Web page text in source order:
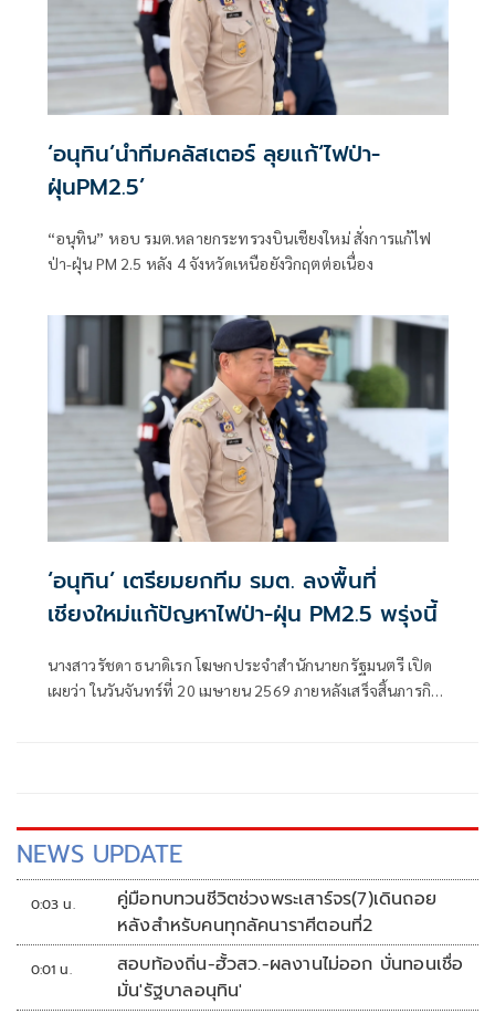
‘อนุทิน’นำทีมคลัสเตอร์ ลุยแก้‘ไฟป่า-
ฝุ่นPM2.5’
“อนุทิน” หอบ รมต.หลายกระทรวงบินเชียงใหม่ สั่งการแก้ไฟ
ป่า-ฝุ่น PM 2.5 หลัง 4 จังหวัดเหนือยังวิกฤตต่อเนื่อง
‘อนุทิน’ เตรียมยกทีม รมต. ลงพื้นที่
เชียงใหม่แก้ปัญหาไฟป่า-ฝุ่น PM2.5 พรุ่งนี้
นางสาวรัชดา ธนาดิเรก โฆษกประจำสำนักนายกรัฐมนตรี เปิด
เผยว่า ในวันจันทร์ที่ 20 เมษายน 2569 ภายหลังเสร็จสิ้นภารกิจ
NEWS UPDATE
0:03 น.
คู่มือทบทวนชีวิตช่วงพระเสาร์จร(7)เดินถอย
หลังสำหรับคนทุกลัคนาราศีตอนที่2
0:01 น.
สอบท้องถิ่น-ฮั้วสว.-ผลงานไม่ออก บั่นทอนเชื่อ
มั่น'รัฐบาลอนุทิน'